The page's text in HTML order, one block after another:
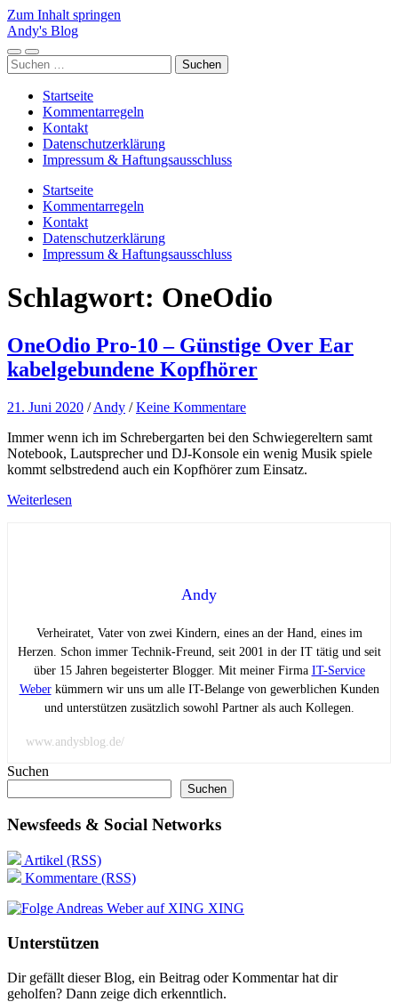
Zum Inhalt springen
Andy's Blog
Mobile-
Menü
Suchfeld
ein-/ausblenden
Suchen
nach:
Startseite
Kommentarregeln
Kontakt
Datenschutzerklärung
Impressum & Haftungsausschluss
Startseite
Kommentarregeln
Kontakt
Datenschutzerklärung
Impressum & Haftungsausschluss
Schlagwort: OneOdio
OneOdio Pro-10 – Günstige Over Ear
kabelgebundene Kopfhörer
21. Juni 2020 /Andy /Keine Kommentare
Immer wenn ich im Schrebergarten bei den Schwiegereltern samt
Notebook, Lautsprecher und DJ-Konsole ein wenig Musik spiele
kommt selbstredend auch ein Kopfhörer zum Einsatz.
Weiterlesen
Andy
Verheiratet, Vater von zwei Kindern, eines an der Hand, eines im
Herzen. Schon immer Technik-Freund, seit 2001 in der IT tätig und seit
über 15 Jahren begeisterter Blogger. Mit meiner Firma IT-Service
Weberkümmern wir uns um alle IT-Belange von gewerblichen Kunden
und unterstützen zusätzlich sowohl Partner als auch Kollegen.
www.andysblog.de/
Suchen
Suchen
Newsfeeds & Social Networks
Artikel (RSS)
Kommentare (RSS)
XING
Unterstützen
Dir gefällt dieser Blog, ein Beitrag oder Kommentar hat dir
geholfen? Dann zeige dich erkenntlich.